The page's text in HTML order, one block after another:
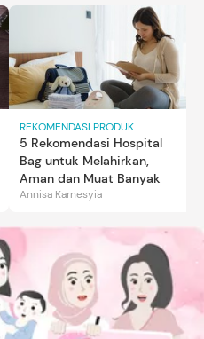
REKOMENDASI PRODUK
5 Rekomendasi Hospital
Bag untuk Melahirkan,
Aman dan Muat Banyak
Annisa Karnesyia